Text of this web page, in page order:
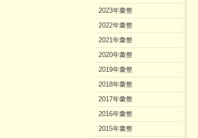
2023年彙整
2022年彙整
2021年彙整
2020年彙整
2019年彙整
2018年彙整
2017年彙整
2016年彙整
2015年彙整